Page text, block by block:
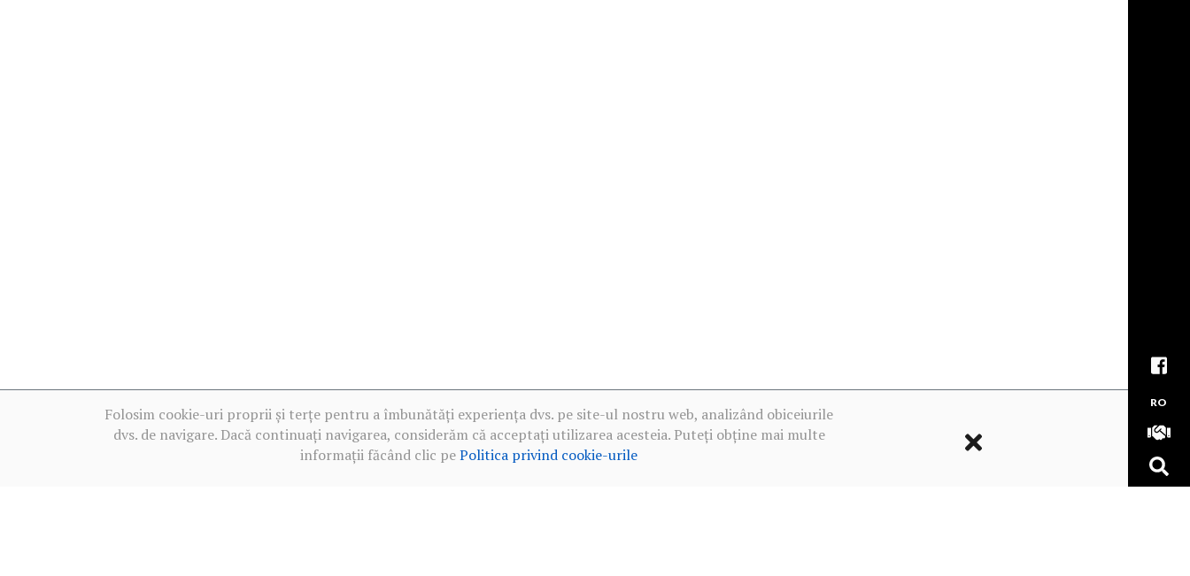
RO
Folosim cookie-uri proprii și terțe pentru a îmbunătăți experiența dvs. pe site-ul nostru web, analizând obiceiurile
dvs. de navigare. Dacă continuați navigarea, considerăm că acceptați utilizarea acesteia. Puteți obține mai multe
informații făcând clic pePolitica privind cookie-urile